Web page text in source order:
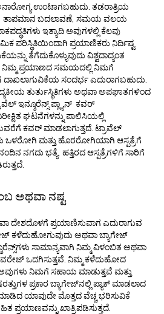
ಉಂಟಾಗಬಹುದು. ತಡರಾತ್ರಿಯ
ತಾಪಮಾನ ಬದಲಾವಣೆ, ಸಮಯ ವಲಯ
ಇತ್ಯಾದಿ ಅವುಗಳಲ್ಲಿ ಕೆಲವು
ಪರಿಸ್ಥಿತಿಯಿಂದಾಗಿ ಪ್ರಯಾಣಿಕರು ನಿರ್ದಿಷ್ಟ
ತೆಗೆದುಕೊಳ್ಳುವುದು ವಿಶ್ವದಾದ್ಯಂತ
ನಿಮ್ಮ ಪ್ರಯಾಣದ ಸಮಯದಲ್ಲಿ ನಿಮಗೆ
ದಾಖಲಾಗುವಿಕೆಯ ಸಂದರ್ಭ ಎದುರಾಗಬಹುದು.
ತುರ್ತುಸ್ಥಿತಿಗಳು ಅಥವಾ ಅಪಘಾತಗಳಿಂದ
ಇನ್ಶೂರೆನ್ಸ್ ಪ್ಲ್ಯಾನ್ ಕವರ್
ಘಟನೆಗಳನ್ನು ಪಾಲಿಸಿಯಲ್ಲಿ
ಕವರ್ ಮಾಡಲಾಗುತ್ತದೆ. ಟ್ರಾವೆಲ್
ಒಳರೋಗಿ ಮತ್ತು ಹೊರರೋಗಿಯಾಗಿ ಆಸ್ಪತ್ರೆಗೆ
ನಗದು ಭತ್ಯೆ, ಹತ್ತಿರದ ಆಸ್ಪತ್ರೆಗಳಿಗೆ ಸಾರಿಗೆ
ಅಥವಾ ನಷ್ಟ
ದೇಶದೊಳಗೆ ಪ್ರಯಾಣಿಸುವಾಗ ಎದುರಾಗುವ
ಕಳೆದುಹೋಗುವುದು ಅಥವಾ ಬ್ಯಾಗೇಜ್
ಸಾಮಾನ್ಯವಾಗಿ ನಿಮ್ಮ ವಿಳಂಬಿತ ಅಥವಾ
ಒದಗಿಸುತ್ತವೆ. ನಿಮ್ಮ ಕಳೆದುಹೋದ
ನಿಮಗೆ ಸಹಾಯ ಮಾಡುತ್ತವೆ ಮತ್ತು
ಪ್ರಕಾರ ಬ್ಯಾಗೇಜ್‌ನಲ್ಲಿ ಪ್ಯಾಕ್ ಮಾಡಲಾದ
ಯಾವುದೇ ಮೊತ್ತದ ವೆಚ್ಚ ಭರಿಸುವಿಕೆ
ಖಾತ್ರಿಪಡಿಸುತ್ತದೆ.